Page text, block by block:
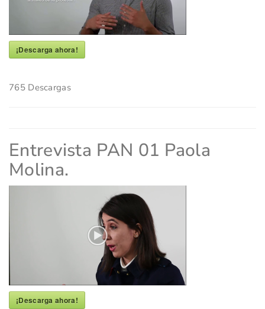
¡Descarga ahora!
765Descargas
Entrevista PAN 01 Paola
Molina.
¡Descarga ahora!